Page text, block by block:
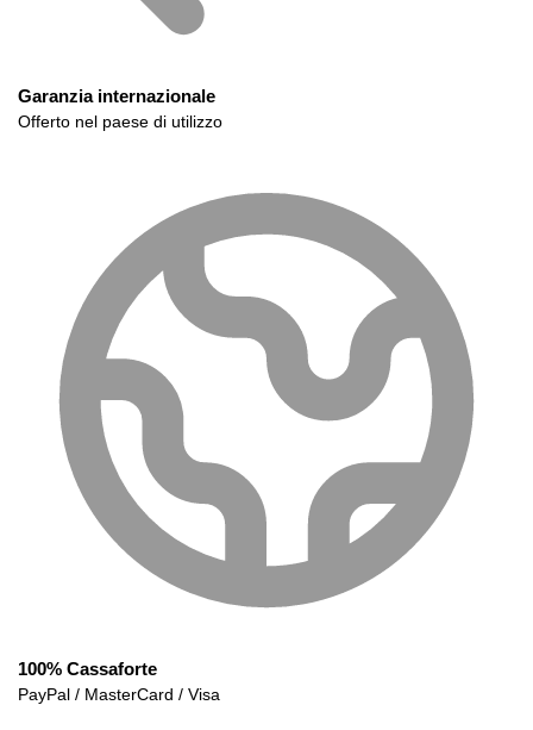
Garanzia internazionale
Offerto nel paese di utilizzo
100% Cassaforte
PayPal / MasterCard / Visa